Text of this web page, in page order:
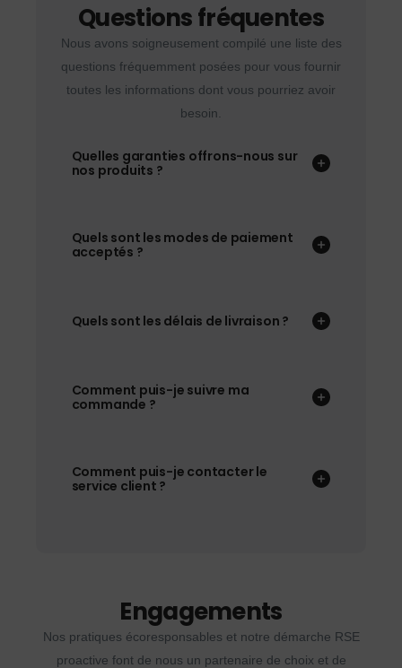
Questions fréquentes
Nous avons soigneusement compilé une liste des
questions fréquemment posées pour vous fournir
toutes les informations dont vous pourriez avoir
besoin.
Quelles garanties offrons-nous sur
nos produits ?
Quels sont les modes de paiement
acceptés ?
Quels sont les délais de livraison ?
Comment puis-je suivre ma
commande ?
Comment puis-je contacter le
service client ?
Engagements
Nos pratiques écoresponsables et notre démarche RSE
proactive font de nous un partenaire de choix et de